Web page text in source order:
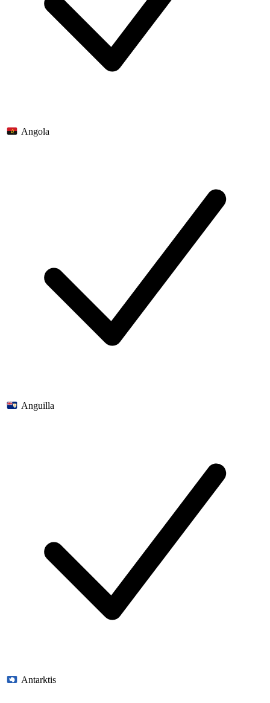
Angola
Anguilla
Antarktis